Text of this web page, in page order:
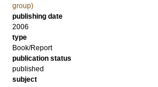
group)
publishing date
2006
type
Book/Report
publication status
published
subject